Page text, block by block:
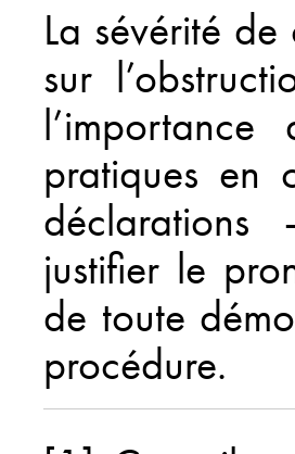
La sévérité
sur
pratiques en
déclarations
justifier le
de toute
procédure.